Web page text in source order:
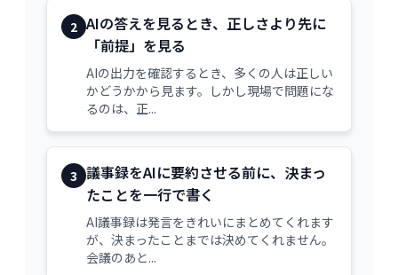
2 AIの答えを見るとき、正しさより先に
「前提」を見る
AIの出力を確認するとき、多くの人は正しい
かどうかから見ます。しかし現場で問題にな
るのは、正...
3 議事録をAIに要約させる前に、決まっ
たことを一行で書く
AI議事録は発言をきれいにまとめてくれます
が、決まったことまでは決めてくれません。
会議のあと...